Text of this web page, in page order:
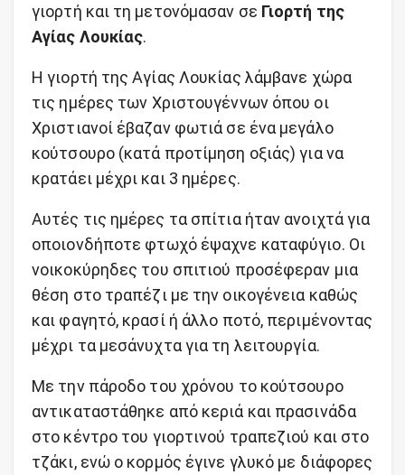
γιορτή και τη μετονόμασαν σε Γιορτή της
Αγίας Λουκίας.
Η γιορτή της Αγίας Λουκίας λάμβανε χώρα
τις ημέρες των Χριστουγέννων όπου οι
Χριστιανοί έβαζαν φωτιά σε ένα μεγάλο
κούτσουρο (κατά προτίμηση οξιάς) για να
κρατάει μέχρι και 3 ημέρες.
Αυτές τις ημέρες τα σπίτια ήταν ανοιχτά για
οποιονδήποτε φτωχό έψαχνε καταφύγιο. Οι
νοικοκύρηδες του σπιτιού προσέφεραν μια
θέση στο τραπέζι με την οικογένεια καθώς
και φαγητό, κρασί ή άλλο ποτό, περιμένοντας
μέχρι τα μεσάνυχτα για τη λειτουργία.
Με την πάροδο του χρόνου το κούτσουρο
αντικαταστάθηκε από κεριά και πρασινάδα
στο κέντρο του γιορτινού τραπεζιού και στο
τζάκι, ενώ ο κορμός έγινε γλυκό με διάφορες